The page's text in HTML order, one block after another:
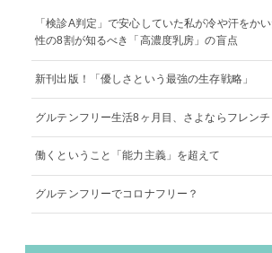
「検診A判定」で安心していた私が冷や汗をか
性の8割が知るべき「高濃度乳房」の盲点
新刊出版！「優しさという最強の生存戦略」
グルテンフリー生活8ヶ月目、さよならフレンチ
働くということ「能力主義」を超えて
グルテンフリーでコロナフリー？